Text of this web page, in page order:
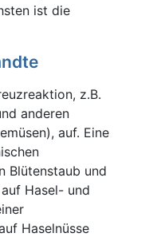
ist die
z.B.
anderen
auf. Eine
Blütenstaub und
Hasel- und
Haselnüsse